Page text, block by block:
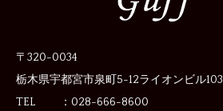
〒320-0034
栃木県宇都宮市泉町5-12ライオンビル103
TEL ：028-666-8600